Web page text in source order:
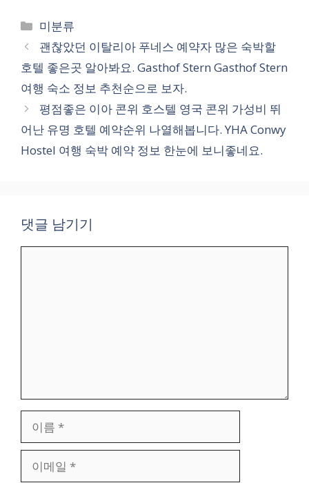
카
테
고
리
미분류
괜찮았던 이탈리아 푸네스 예약자 많은 숙박할
호텔 좋은곳 알아봐요. Gasthof Stern Gasthof Stern
여행 숙소 정보 추천순으로 보자.
평점좋은 이아 콘위 호스텔 영국 콘위 가성비 뛰
어난 유명 호텔 예약순위 나열해봅니다. YHA Conwy
Hostel 여행 숙박 예약 정보 한눈에 보니좋네요.
댓글 남기기